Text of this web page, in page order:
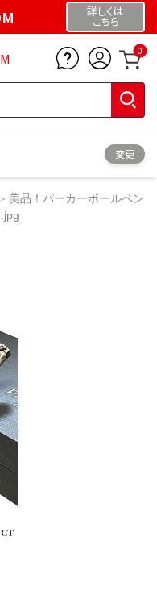
詳しくは
こちら
0
変更
美品！パーカーボールペン